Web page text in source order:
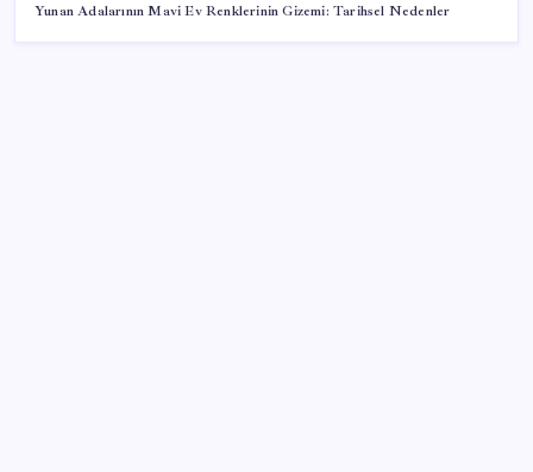
Yunan Adalarının Mavi Ev Renklerinin Gizemi: Tarihsel Nedenler